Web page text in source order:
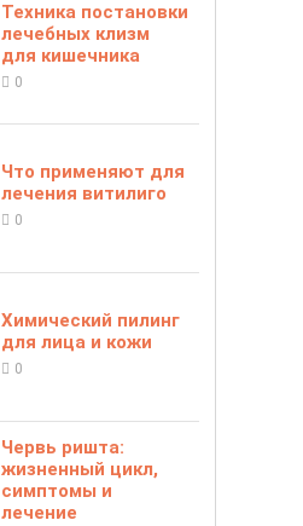
Техника постановки
лечебных клизм
для кишечника
0
Что применяют для
лечения витилиго
0
Химический пилинг
для лица и кожи
0
Червь ришта:
жизненный цикл,
симптомы и
лечение